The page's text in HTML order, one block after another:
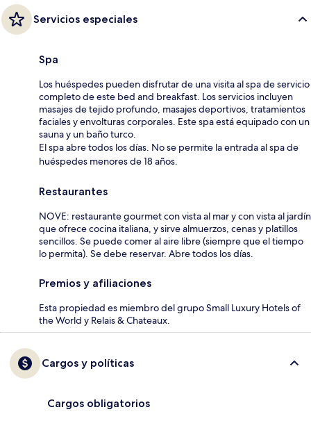
Servicios especiales
Spa
Los huéspedes pueden disfrutar de una visita al spa de servicio
completo de este bed and breakfast. Los servicios incluyen
masajes de tejido profundo, masajes deportivos, tratamientos
faciales y envolturas corporales. Este spa está equipado con un
sauna y un baño turco.
El spa abre todos los días. No se permite la entrada al spa de
huéspedes menores de 18 años.
Restaurantes
NOVE: restaurante gourmet con vista al mar y con vista al jardín
que ofrece cocina italiana, y sirve almuerzos, cenas y platillos
sencillos. Se puede comer al aire libre (siempre que el tiempo
lo permita). Se debe reservar. Abre todos los días.
Premios y afiliaciones
Esta propiedad es miembro del grupo Small Luxury Hotels of
the World y Relais & Chateaux.
Cargos y políticas
Cargos obligatorios